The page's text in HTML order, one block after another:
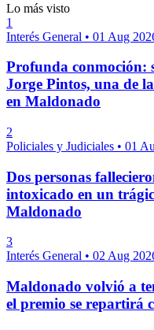
Lo más visto
1
Interés General • 01 Aug
Profunda conmoción:
Jorge Pintos, una de
en Maldonado
2
Policiales y Judiciales • 01
Dos personas
intoxicado en un
Maldonado
3
Interés General • 02 Aug
Maldonado volvió a
el premio se repartirá